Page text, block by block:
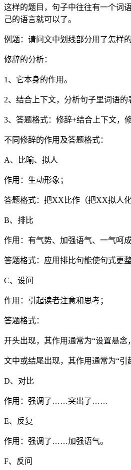
这样的题目，句子中往往有一个词
己的语言就可以了。
例题：请问文中划线部分用了怎样
修辞的分析：
1、它本身的作用。
2、结合上下文，分析句子里词语的
3、答题格式：修辞+结合上下文，
不同修辞的作用及答题格式：
A、比喻、拟人
作用：生动形象；
答题格式：把XX比作（把XX拟
B、排比
作用：有气势、加强语气、一气呵成
答题格式：应用排比句能使句式
C、设问
作用：引起读者注意和思考；
答题格式：
开头出现，其作用通常为“设置悬念
文中或结尾出现，其作用通常为“
D、对比
作用：强调了……突出了……
E、反复
作用：强调了……加强语气。
F、反问